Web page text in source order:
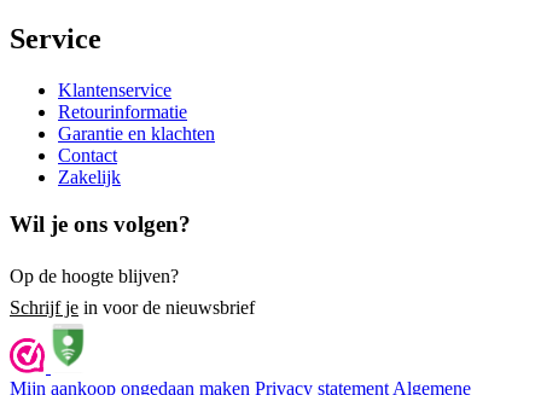
Service
Klantenservice
Retourinformatie
Garantie en klachten
Contact
Zakelijk
Wil je ons volgen?
Op de hoogte blijven?
Schrijf je in voor de nieuwsbrief
Mijn aankoop ongedaan maken Privacy statement Algemene